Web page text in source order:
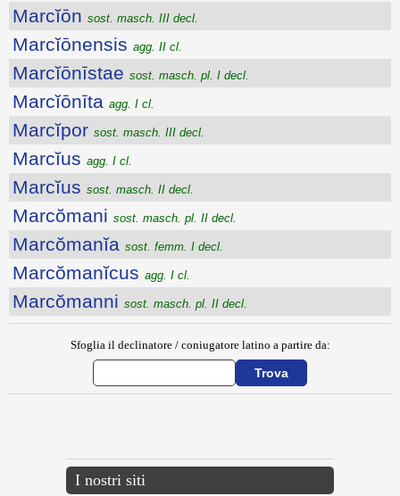
Marcĭōn sost. masch. III decl.
Marcĭōnensis agg. II cl.
Marcĭōnīstae sost. masch. pl. I decl.
Marcĭōnīta agg. I cl.
Marcĭpor sost. masch. III decl.
Marcĭus agg. I cl.
Marcĭus sost. masch. II decl.
Marcŏmani sost. masch. pl. II decl.
Marcŏmanĭa sost. femm. I decl.
Marcŏmanĭcus agg. I cl.
Marcŏmanni sost. masch. pl. II decl.
Sfoglia il declinatore / coniugatore latino a partire da:
I nostri siti